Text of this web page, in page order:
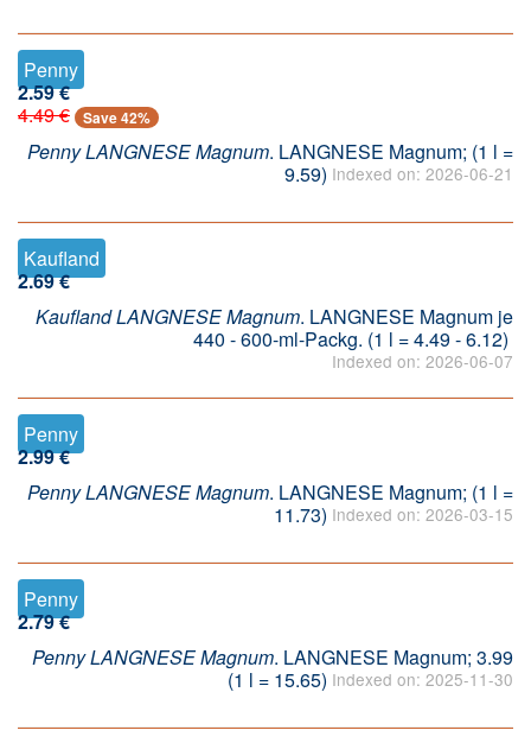
Penny
2.59 €
4.49 €
Save 42%
Penny LANGNESE Magnum. LANGNESE Magnum; (1 l =
9.59) Indexed on: 2026-06-21
Kaufland
2.69 €
Kaufland LANGNESE Magnum. LANGNESE Magnum je
440 - 600-ml-Packg. (1 l = 4.49 - 6.12)
Indexed on: 2026-06-07
Penny
2.99 €
Penny LANGNESE Magnum. LANGNESE Magnum; (1 l =
11.73) Indexed on: 2026-03-15
Penny
2.79 €
Penny LANGNESE Magnum. LANGNESE Magnum; 3.99
(1 l = 15.65) Indexed on: 2025-11-30